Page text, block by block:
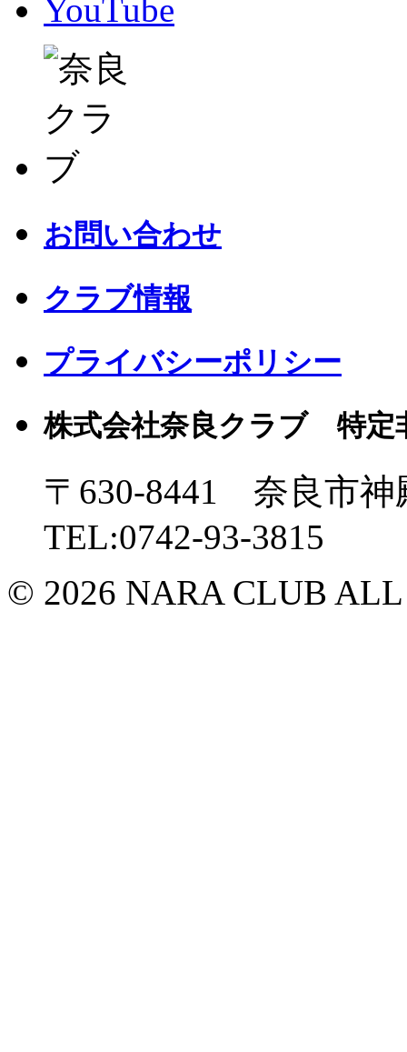
YouTube
お問い合わせ
クラブ情報
プライバシーポリシー
株式会社奈良クラブ 特定
〒630-8441 奈良市
TEL:0742-93-3815
© 2026 NARA CLUB ALL